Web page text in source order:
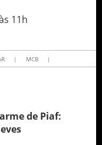
11h
| MCB |
de Piaf: